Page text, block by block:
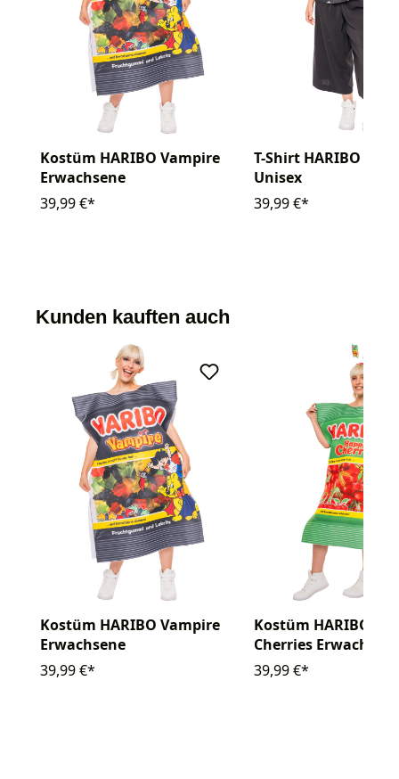
Kostüm HARIBO Vampire
Erwachsene
39,99 €*
T-Shirt HARIBO
Unisex
39,99 €*
Kunden kauften auch
Kostüm HARIBO Vampire
Erwachsene
39,99 €*
Kostüm HARIBO
Cherries
39,99 €*